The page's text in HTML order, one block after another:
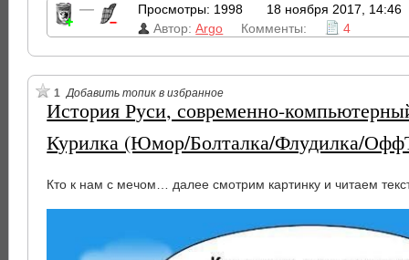
— Просмотры: 1998
18 ноября 2017, 14:46
Автор:Argo Комменты: 4
1 Добавить топик в избранное
История Руси, современно-
Курилка (Юмор/Болталка/Флудилка/
Кто к нам с мечом… далее смотрим картинку и читаем